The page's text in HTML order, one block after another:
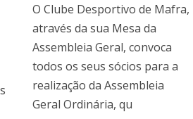
O Clube Desportivo de Mafra,
através da sua Mesa da
Assembleia Geral, convoca
todos os seus sócios para a
realização da Assembleia
Geral Ordinária, qu